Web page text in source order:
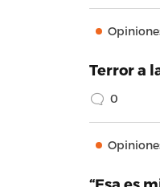
Terror a
0
“Esa es